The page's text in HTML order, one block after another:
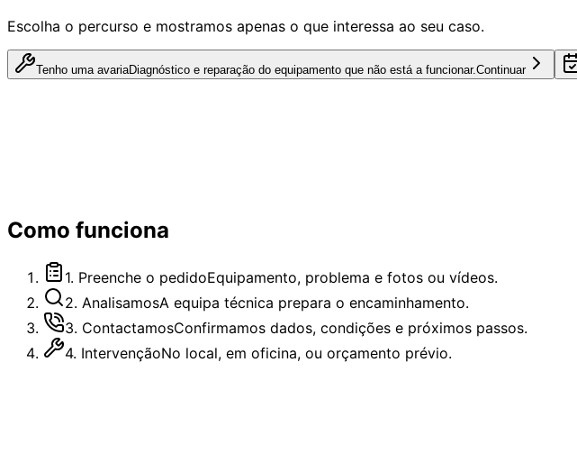
Escolha o percurso e mostramos apenas o que interessa ao seu caso.
Tenho uma avariaDiagnóstico e reparação do equipamento que não está a funcionar.Continuar
Como funciona
1. Preenche o pedidoEquipamento, problema e fotos ou vídeos.
2. AnalisamosA equipa técnica prepara o encaminhamento.
3. ContactamosConfirmamos dados, condições e próximos passos.
4. IntervençãoNo local, em oficina, ou orçamento prévio.